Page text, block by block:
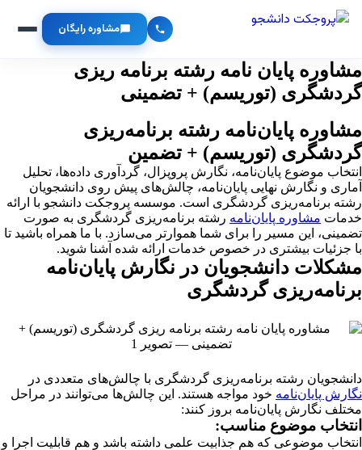
مشاوره رایگان
مشاوره پایان نامه رشته برنامه ریزی
گردشگری (توریسم) + تضمینی
مشاوره پایان‌نامه رشته برنامه‌ریزی
گردشگری (توریسم) + تضمین
انتخاب موضوع پایان‌نامه، نگارش پروپزال، گردآوری داده‌ها، تحلیل
آماری و نگارش نهایی پایان‌نامه، چالش‌های پیش روی دانشجویان
رشته برنامه‌ریزی گردشگری است. موسسه پروجکت دانشجو با ارائه
خدمات مشاوره پایان‌نامه رشته برنامه‌ریزی گردشگری به صورت
تضمینی، این مسیر را برای شما هموارتر می‌سازد. با ما همراه باشید تا
با جزئیات بیشتری در خصوص خدمات ارائه شده آشنا شوید.
مشکلات دانشجویان در نگارش پایان‌نامه
برنامه‌ریزی گردشگری
دانشجویان رشته برنامه‌ریزی گردشگری با چالش‌های متعددی در
نگارش پایان‌نامه خود مواجه هستند. این چالش‌ها می‌توانند در مراحل
مختلف نگارش پایان‌نامه بروز کنند:
انتخاب موضوع مناسب:
انتخاب موضوعی که هم جذابیت علمی داشته باشد و هم قابلیت اجرا و